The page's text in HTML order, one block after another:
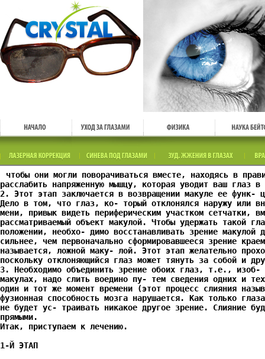
чтобы они могли поворачиваться вместе, находясь в
расслабить напряженную мышцу, которая уводит ваш глаз в
2. Этот этап заключается в возвращении макуле ее функ-
Дело в том, что глаз, ко- торый отклонялся наружу или
мени, привык видеть периферическим участком сетчатки,
рассматриваемый объект макулой. Чтобы удержать такой
положении, необхо- димо восстанавливать зрение
сильнее, чем первоначально сформировавшееся зрение
называется, ложной маку- лой. Этот этап желательно
поскольку отклоняющийся глаз может тянуть за собой и
3. Необходимо объединить зрение обоих глаз, т.е., изоб-
макулах, надо слить воедино пу- тем сведения одних и
один и тот же момент времени (этот процесс слияния
фузионная способность мозга нарушается. Как только
не будет ус- траивать никакое другое зрение. Слияние
прямыми.
Итак, приступаем к лечению.
1-Й ЭТАП